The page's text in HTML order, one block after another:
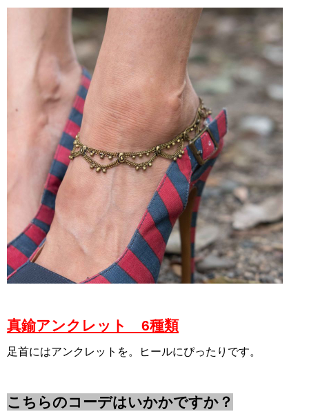
真鍮アンクレット 6種類
足首にはアンクレットを。ヒールにぴったりです。
こちらのコーデはいかかですか？